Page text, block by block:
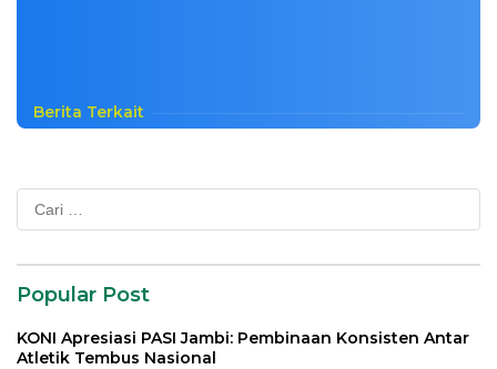
Berita Terkait
Cari
untuk:
Popular Post
KONI Apresiasi PASI Jambi: Pembinaan Konsisten Antar
Atletik Tembus Nasional